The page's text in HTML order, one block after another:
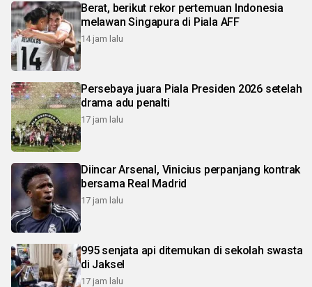
Berat, berikut rekor pertemuan Indonesia
melawan Singapura di Piala AFF
14 jam lalu
Persebaya juara Piala Presiden 2026 setelah
drama adu penalti
17 jam lalu
Diincar Arsenal, Vinicius perpanjang kontrak
bersama Real Madrid
17 jam lalu
995 senjata api ditemukan di sekolah swasta
di Jaksel
17 jam lalu